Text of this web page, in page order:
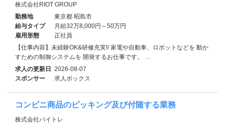
株式会社RIOT GROUP
勤務地
東京都 昭島市
給与タイプ
月給32万8,000円～50万円
雇用形態
正社員
【仕事内容】未経験OK&研修充実!/ 家電や自動車、ロボットなどを 動か
すための制御システムを 開発するお仕事です。 …
求人の更新日 2026-08-07
スポンサー
求人ボックス
コンビニ商品のピッキング及び付随する業務
株式会社バイトレ